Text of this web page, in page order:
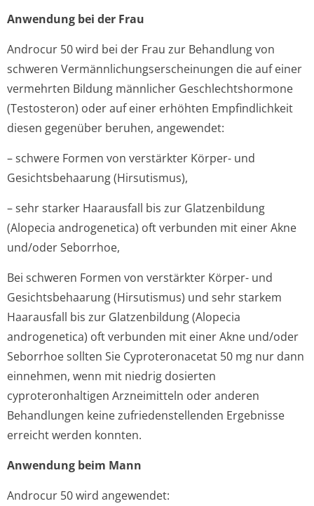
Anwendung bei der Frau
Androcur 50 wird bei der Frau zur Behandlung von
schweren Vermännlichun­gserscheinungen die auf einer
vermehrten Bildung männlicher Geschlechtshormone
(Testosteron) oder auf einer erhöhten Empfindlichkeit
diesen gegenüber beruhen, angewendet:
– schwere Formen von verstärkter Körper- und
Gesichtsbehaarung (Hirsutismus),
– sehr starker Haarausfall bis zur Glatzenbildung
(Alopecia androgenetica) oft verbunden mit einer Akne
und/oder Seborrhoe,
Bei schweren Formen von verstärkter Körper- und
Gesichtsbehaarung (Hirsutismus) und sehr starkem
Haarausfall bis zur Glatzenbildung (Alopecia
androgenetica) oft verbunden mit einer Akne und/oder
Seborrhoe sollten Sie Cyproteronacetat 50 mg nur dann
einnehmen, wenn mit niedrig dosierten
cyproteronhaltigen Arzneimitteln oder anderen
Behandlungen keine zufriedenstellenden Ergebnisse
erreicht werden konnten.
Anwendung beim Mann
Androcur 50 wird angewendet: